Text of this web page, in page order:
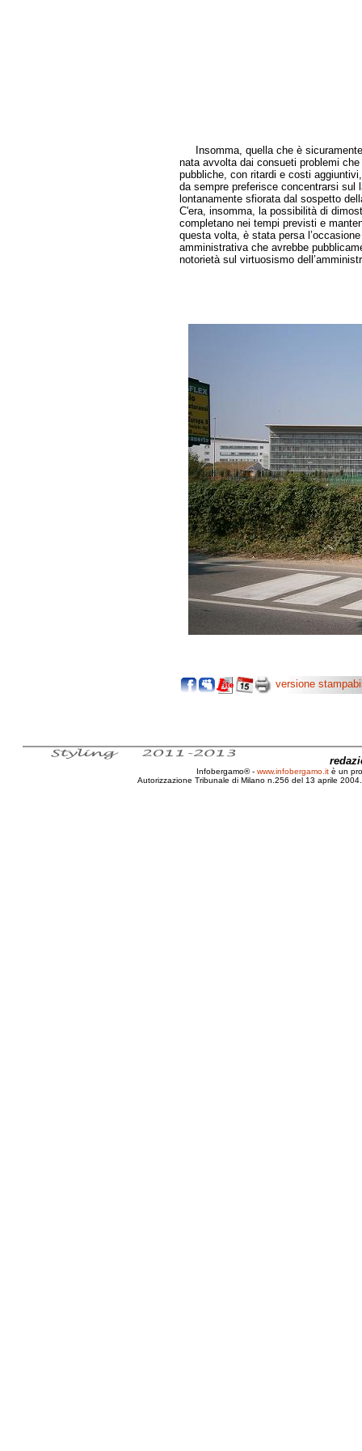
Insomma, quella che è sicuramente
nata avvolta dai consueti problemi
pubbliche, con ritardi e costi
da sempre preferisce concentrarsi sul
lontanamente sfiorata dal sospetto
C'era, insomma, la possibilità di
completano nei tempi previsti e
questa volta, è stata persa
amministrativa che avrebbe
notorietà sul virtuosismo
versione
Infobergamo® - www.infobergamo.it è un
Autorizzazione Tribunale di Milano n.256 del 13 aprile